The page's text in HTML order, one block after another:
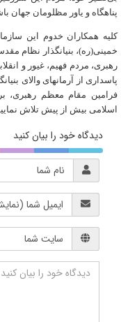
پناهگاه و یاور مظلومان جهان
خمینی(ره)، بنیانگذار نظام
رهبری، مردم فهیم، غیور و
پاسداری از آرمان­های والای
فرامین مقام معظم رهبری،
اسلامی بیش از پیش تلاش
دیدگاه خود را بیان کنید